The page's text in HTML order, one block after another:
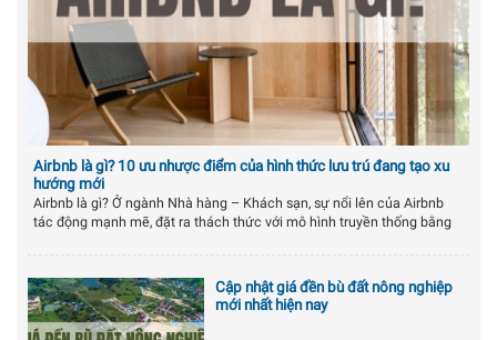
Airbnb là gì? 10 ưu nhược điểm của hình thức lưu trú đang tạo xu
hướng mới
Airbnb là gì? Ở ngành Nhà hàng – Khách sạn, sự nổi lên của Airbnb
tác động mạnh mẽ, đặt ra thách thức với mô hình truyền thống bằng
đẩy cả hai bên phải không ngừng cải tiến và đổi mới để duy trì sự
cạnh tranh trong thị trường đang ngày càng biến động và đa dạng
hóa. Vậy, hãy cùng LandInfo tìm hiểu chi tiết về khái niệm này ngay
trong bài viết dưới đây:
Cập nhật giá đền bù đất nông nghiệp
mới nhất hiện nay